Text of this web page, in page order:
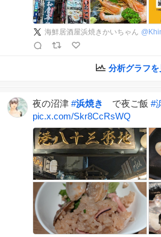
海鮮居酒屋浜焼きかいちゃん @
分析グラフを
夜の沼津 #浜焼き で夜ご飯 #
pic.x.com/Skr8CcRsWQ